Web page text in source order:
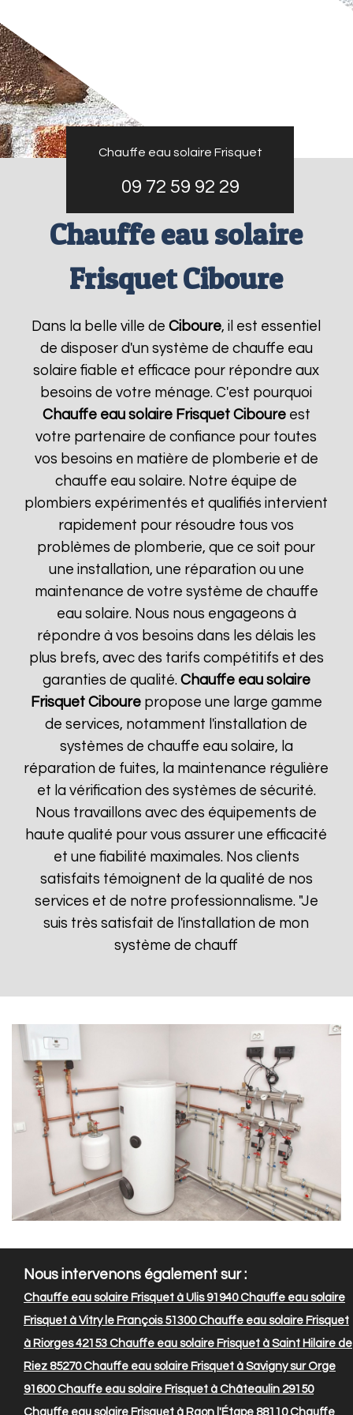
Chauffe eau solaire Frisquet
09 72 59 92 29
Chauffe eau solaire
Frisquet Ciboure
Dans la belle ville deCiboure, il est essentiel
de disposer d'un système de chauffe eau
solaire fiable et efficace pour répondre aux
besoins de votre ménage. C'est pourquoi
Chauffe eau solaire Frisquet Ciboureest
votre partenaire de confiance pour toutes
vos besoins en matière de plomberie et de
chauffe eau solaire. Notre équipe de
plombiers expérimentés et qualifiés intervient
rapidement pour résoudre tous vos
problèmes de plomberie, que ce soit pour
une installation, une réparation ou une
maintenance de votre système de chauffe
eau solaire. Nous nous engageons à
répondre à vos besoins dans les délais les
plus brefs, avec des tarifs compétitifs et des
garanties de qualité. Chauffe eau solaire
Frisquet Cibourepropose une large gamme
de services, notamment l'installation de
systèmes de chauffe eau solaire, la
réparation de fuites, la maintenance régulière
et la vérification des systèmes de sécurité.
Nous travaillons avec des équipements de
haute qualité pour vous assurer une efficacité
et une fiabilité maximales. Nos clients
satisfaits témoignent de la qualité de nos
services et de notre professionnalisme. "Je
suis très satisfait de l'installation de mon
système de chauff
Nous intervenons également sur :
Chauffe eau solaire Frisquet à Ulis 91940Chauffe eau solaire
Frisquet à Vitry le François 51300Chauffe eau solaire Frisquet
à Riorges 42153 Chauffe eau solaire Frisquet à Saint Hilaire de
Riez 85270Chauffe eau solaire Frisquet à Savigny sur Orge
91600Chauffe eau solaire Frisquet à Châteaulin 29150
Chauffe eau solaire Frisquet à Raon l'Étape 88110Chauffe